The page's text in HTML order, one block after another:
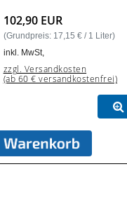
102,90 EUR
(Grundpreis: 17,15 € / 1 Liter)
inkl. MwSt,
zzgl. Versandkosten
(ab 60 € versandkostenfrei)